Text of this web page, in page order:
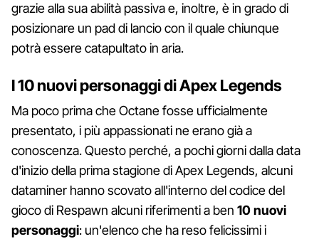
grazie alla sua abilità passiva e, inoltre, è in grado di
posizionare un pad di lancio con il quale chiunque
potrà essere catapultato in aria.
I 10 nuovi personaggi di Apex Legends
Ma poco prima che Octane fosse ufficialmente
presentato, i più appassionati ne erano già a
conoscenza. Questo perché, a pochi giorni dalla data
d'inizio della prima stagione di Apex Legends, alcuni
dataminer hanno scovato all'interno del codice del
gioco di Respawn alcuni riferimenti a ben 10 nuovi
personaggi: un'elenco che ha reso felicissimi i